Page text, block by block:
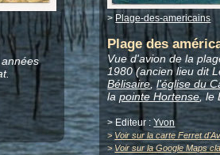
> Plage-des-americains
Plage des
Vue d'avion de la
1980 (ancien lieu dit
Bélisaire,l'église du
lapointe Hortense, le
> Editeur :Yvon
> Voir sur la carte Ferret
>Voir sur la Google Maps